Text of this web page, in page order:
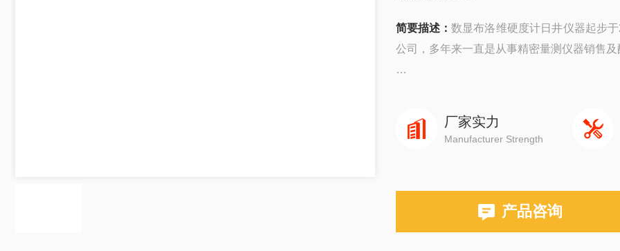
简要描述： 数显布洛维硬度计日井仪器起步
公司，多年来一直是从事精密量测仪器销售
厂家实力
Manufacturer Strength
产品咨询